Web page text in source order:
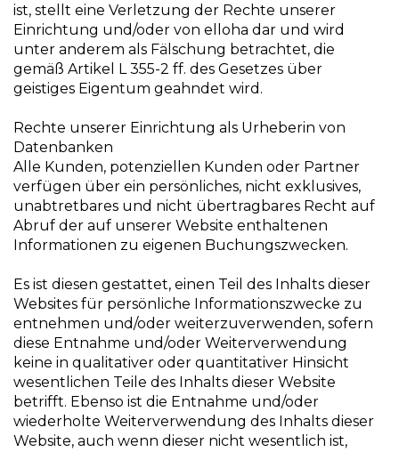
ist, stellt eine Verletzung der Rechte unserer
Einrichtung und/oder von elloha dar und wird
unter anderem als Fälschung betrachtet, die
gemäß Artikel L 355-2 ff. des Gesetzes über
geistiges Eigentum geahndet wird.
Rechte unserer Einrichtung als Urheberin von
Datenbanken
Alle Kunden, potenziellen Kunden oder Partner
verfügen über ein persönliches, nicht exklusives,
unabtretbares und nicht übertragbares Recht auf
Abruf der auf unserer Website enthaltenen
Informationen zu eigenen Buchungszwecken.
Es ist diesen gestattet, einen Teil des Inhalts dieser
Websites für persönliche Informationszwecke zu
entnehmen und/oder weiterzuverwenden, sofern
diese Entnahme und/oder Weiterverwendung
keine in qualitativer oder quantitativer Hinsicht
wesentlichen Teile des Inhalts dieser Website
betrifft. Ebenso ist die Entnahme und/oder
wiederholte Weiterverwendung des Inhalts dieser
Website, auch wenn dieser nicht wesentlich ist,